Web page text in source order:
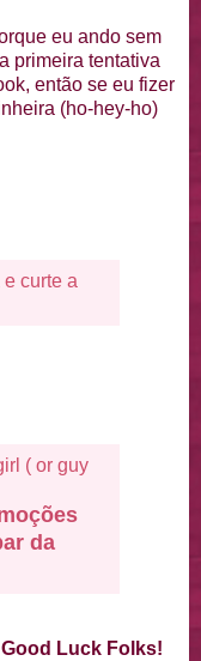
eu ando sem
primeira tentativa
então se eu fizer
(ho-hey-ho)
curte a
( or guy
da
Luck Folks!